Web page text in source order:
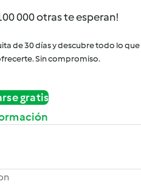
000 otras te esperan!
de 30 días y descubre todo lo que
Sin compromiso.
gratis